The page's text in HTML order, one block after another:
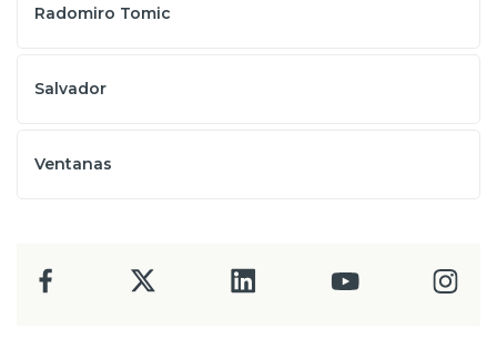
Radomiro Tomic
Salvador
Ventanas